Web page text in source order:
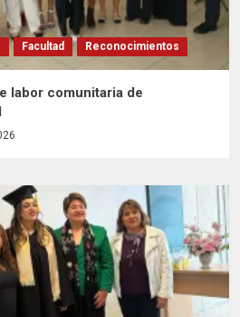
Facultad Reconocimientos
labor comunitaria de